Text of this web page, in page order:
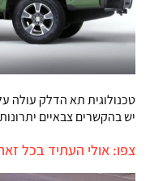
טכנולוגית תא הדלק עולה על
יש בהקשרים צבאיים
צפו: אולי העתיד בכל זאת